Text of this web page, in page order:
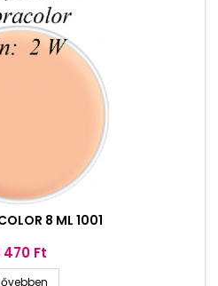
8 ML 1001
470 Ft